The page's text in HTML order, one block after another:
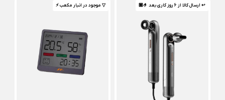
↩ ارسال کالا از 6 روز کاری بعد 🤌🏼 ▽ موجود در انبار مکعب ⚡️